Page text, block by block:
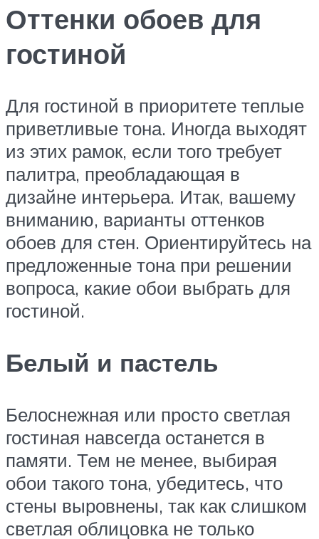
Оттенки обоев для
гостиной
Для гостиной в приоритете теплые
приветливые тона. Иногда выходят
из этих рамок, если того требует
палитра, преобладающая в
дизайне интерьера. Итак, вашему
вниманию, варианты оттенков
обоев для стен. Ориентируйтесь на
предложенные тона при решении
вопроса, какие обои выбрать для
гостиной.
Белый и пастель
Белоснежная или просто светлая
гостиная навсегда останется в
памяти. Тем не менее, выбирая
обои такого тона, убедитесь, что
стены выровнены, так как слишком
светлая облицовка не только